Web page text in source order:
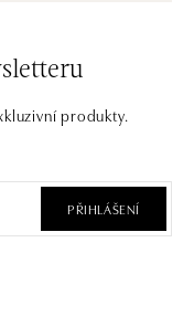
produkty.
PŘIHLÁŠENÍ